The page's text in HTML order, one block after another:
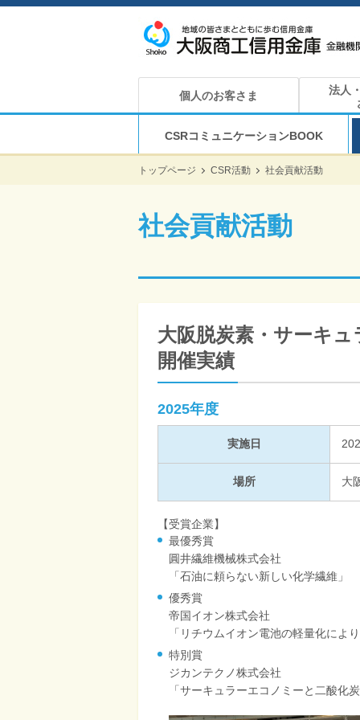
個人のお客さま
法人
CSRコミュニケーションBOOK
トップページ CSR活動 社会貢献活動
社会貢献活動
大阪脱炭素・サーキ
開催実績
2025年度
実施日
場所 大
【受賞企業】
最優秀賞
圓井繊維機械株式会社
「石油に頼らない新しい化学繊維」
優秀賞
帝国イオン株式会社
「リチウムイオン電池の軽量化によ
特別賞
ジカンテクノ株式会社
「サーキュラーエコノミーと二酸化